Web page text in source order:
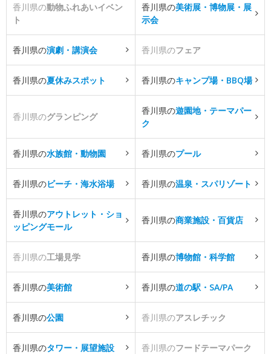
香川県の動物ふれあいイベン
ト
香川県の美術展・博物展・展
示会
香川県の演劇・講演会 香川県のフェア
香川県の夏休みスポット 香川県のキャンプ場・BBQ場
香川県のグランピング
香川県の遊園地・テーマパー
ク
香川県の水族館・動物園 香川県のプール
香川県のビーチ・海水浴場 香川県の温泉・スパリゾート
香川県のアウトレット・ショ
ッピングモール
香川県の商業施設・百貨店
香川県の工場見学 香川県の博物館・科学館
香川県の美術館 香川県の道の駅・SA/PA
香川県の公園 香川県のアスレチック
香川県のタワー・展望施設 香川県のフードテーマパーク